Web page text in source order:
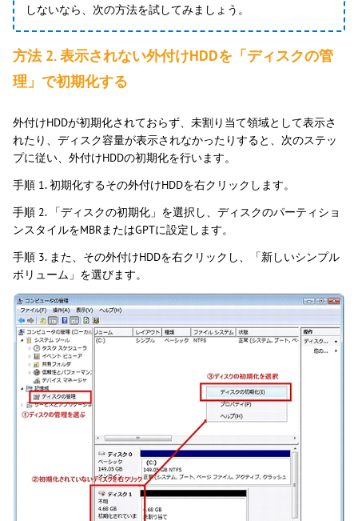
しないなら、次の方法を試してみましょう。
方法 2. 表示されない外付けHDDを「ディスクの管
理」で初期化する
外付けHDDが初期化されておらず、未割り当て領域として表示さ
れたり、ディスク容量が表示されなかったりすると、次のステッ
プに従い、外付けHDDの初期化を行います。
手順 1. 初期化するその外付けHDDを右クリックします。
手順 2. 「ディスクの初期化」を選択し、ディスクのパーティショ
ンスタイルをMBRまたはGPTに設定します。
手順 3. また、その外付けHDDを右クリックし、「新しいシンプル
ボリューム」を選びます。